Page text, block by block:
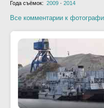
Года съёмок: 2009 · 2014
Все комментарии к